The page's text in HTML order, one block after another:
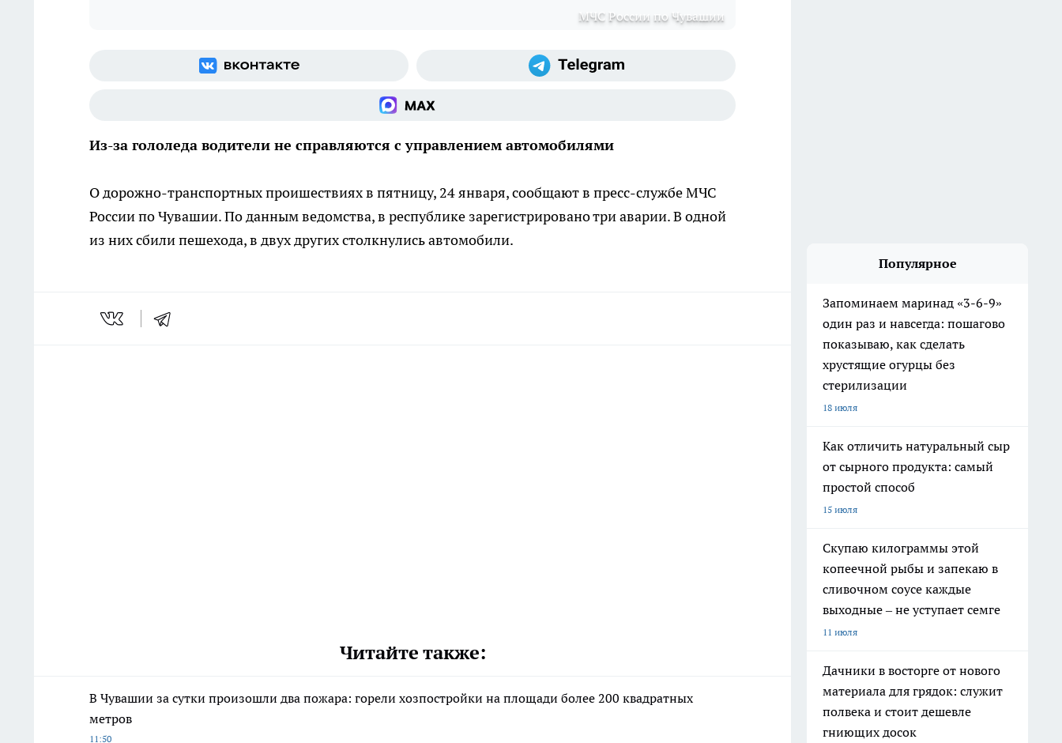
МЧС России по Чувашии
Из-за гололеда водители не справляются с управлением автомобилями
О дорожно-транспортных проишествиях в пятницу, 24 января, сообщают в пресс-службе МЧС
России по Чувашии. По данным ведомства, в республике зарегистрировано три аварии. В одной
из них сбили пешехода, в двух других столкнулись автомобили.
Читайте также:
В Чувашии за сутки произошли два пожара: горели хозпостройки на площади более 200 квадратных
метров
11:50
Популярное
Запоминаем маринад «3-6-9»
один раз и навсегда: пошагово
показываю, как сделать
хрустящие огурцы без
стерилизации
18 июля
Как отличить натуральный сыр
от сырного продукта: самый
простой способ
15 июля
Скупаю килограммы этой
копеечной рыбы и запекаю в
сливочном соусе каждые
выходные – не уступает семге
11 июля
Дачники в восторге от нового
материала для грядок: служит
полвека и стоит дешевле
гниющих досок